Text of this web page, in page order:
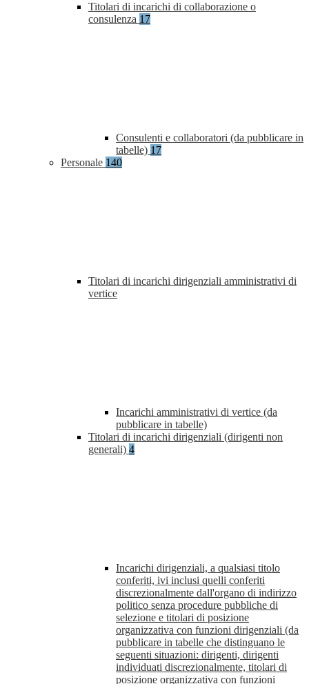
Titolari di incarichi di collaborazione o
consulenza 17
Consulenti e collaboratori (da pubblicare in
tabelle) 17
Personale 140
Titolari di incarichi dirigenziali amministrativi di
vertice
Incarichi amministrativi di vertice (da
pubblicare in tabelle)
Titolari di incarichi dirigenziali (dirigenti non
generali) 4
Incarichi dirigenziali, a qualsiasi titolo
conferiti, ivi inclusi quelli conferiti
discrezionalmente dall'organo di indirizzo
politico senza procedure pubbliche di
selezione e titolari di posizione
organizzativa con funzioni dirigenziali (da
pubblicare in tabelle che distinguano le
seguenti situazioni: dirigenti, dirigenti
individuati discrezionalmente, titolari di
posizione organizzativa con funzioni